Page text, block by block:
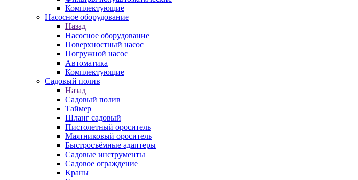
Комплектующие
Насосное оборудование
Назад
Насосное оборудование
Поверхностный насос
Погружной насос
Автоматика
Комплектующие
Садовый полив
Назад
Садовый полив
Таймер
Шланг садовый
Пистолетный ороситель
Маятниковый ороситель
Быстросъёмные адаптеры
Садовые инструменты
Садовое ограждение
Краны